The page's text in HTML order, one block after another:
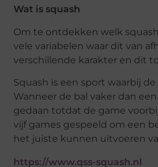
Wat is squash
Om te ontdekken welk
vele variabelen waar dit van
verschillende karakter en dit
Squash is een sport waarbij
Wanneer de bal vaker dan
gedaan totdat de game
vijf games gespeeld om een
het juiste kunnen uitvoeren
https://www.qss-squash.nl